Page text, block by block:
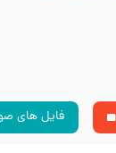
فایل های